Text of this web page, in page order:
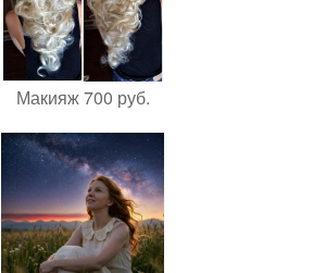
Макияж 700 руб.